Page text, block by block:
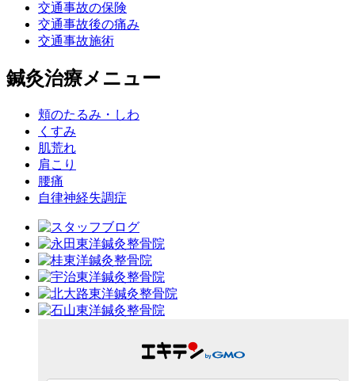
交通事故の保険
交通事故後の痛み
交通事故施術
鍼灸治療メニュー
頬のたるみ・しわ
くすみ
肌荒れ
肩こり
腰痛
自律神経失調症